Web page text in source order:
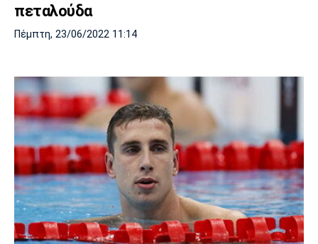
πεταλούδα
Πέμπτη, 23/06/2022 11:14